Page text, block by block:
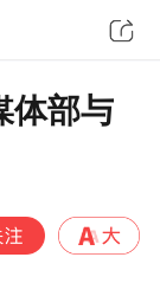
体部与